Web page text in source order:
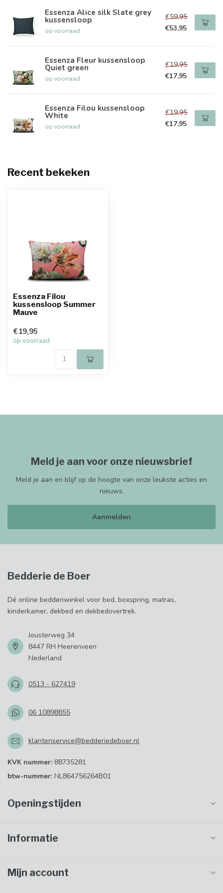
Essenza Alice silk Slate grey
kussensloop
op voorraad
€59,95
€53,95
Essenza Fleur kussensloop
Quiet green
op voorraad
€19,95
€17,95
Essenza Filou kussensloop
White
op voorraad
€19,95
€17,95
Recent bekeken
Essenza Filou
kussensloop Summer
Mauve
€19,95
op voorraad
Meld je aan voor onze nieuwsbrief
Meld je aan en blijf op de hoogte van onze leukste acties en
nieuws.
Aanmelden
Bedderie de Boer
Dé online beddenwinkel voor bed, boxspring, matras,
kinderkamer, dekbed en dekbedovertrek.
Jousterweg 34
8447 RH Heerenveen
Nederland
0513 - 627419
06 10898855
klantenservice@bedderiedeboer.nl
KVK nummer: 88735281
btw-nummer: NL864756264B01
Openingstijden
Informatie
Mijn account